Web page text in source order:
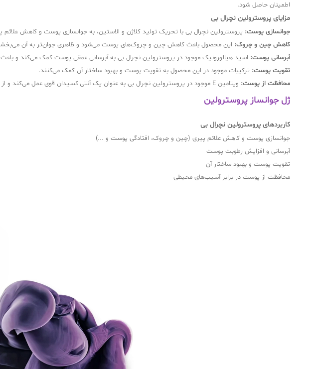
اطمینان حاصل شود.
مزایای پروسترولین نچرال بی
جوانسازی پوست: پروسترولین نچرال بی با تحریک تولید کلاژن و الاستین، به جوانسازی پوست و کاهش
کاهش چین و چروک: این محصول باعث کاهش چین و چروک‌های پوست می‌شود و ظاهری جوان‌تر به آن
آبرسانی پوست: اسید هیالورونیک موجود در پروسترولین نچرال بی به آبرسانی عمقی پوست کمک می‌کند و
تقویت پوست: ترکیبات موجود در این محصول به تقویت پوست و بهبود ساختار آن کمک می‌کنند.
محافظت از پوست: ویتامین E موجود در پروسترولین نچرال بی به عنوان یک آنتی‌اکسیدان قوی عمل می‌کند و از پوست در برابر آسیب‌های ناشی از عوامل محیطی محافظت می‌کند.
ژل جوانساز پروسترولین
کاربردهای پروسترولین نچرال بی
جوانسازی پوست و کاهش علائم پیری (چین و چروک، افتادگی پوست و ...)
آبرسانی و افزایش رطوبت پوست
تقویت پوست و بهبود ساختار آن
محافظت از پوست در برابر آسیب‌های محیطی